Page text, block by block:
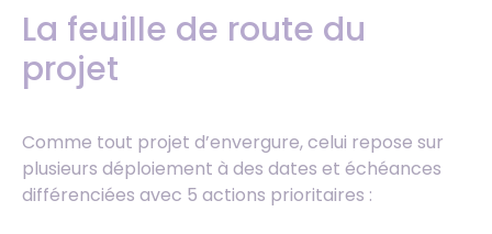
La feuille de route du
projet
Comme tout projet d’envergure, celui repose sur
plusieurs déploiement à des dates et échéances
différenciées avec 5 actions prioritaires :